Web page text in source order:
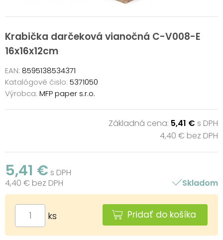
Krabička darčeková vianočná C-V008-E
16x16x12cm
EAN: 8595138534371
Katalógové čislo: 5371050
Výrobca: MFP paper s.r.o.
Základná cena: 5,41 € s DPH
4,40 € bez DPH
5,41 € s DPH
4,40 € bez DPH
Skladom
ks Pridať do košíka